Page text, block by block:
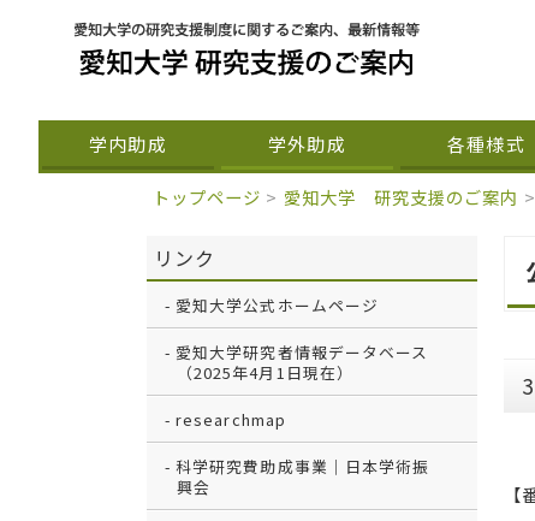
学内助成 学外助成 各種様式
トップページ > 愛知大学 研究支援のご案内 >
リンク
愛知大学公式ホームページ
愛知大学研究者情報データベース
（2025年4月1日現在）
researchmap
科学研究費助成事業｜日本学術振
興会